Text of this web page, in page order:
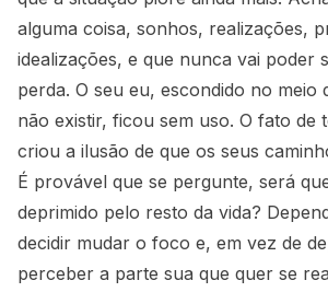
alguma coisa, sonhos, realizações,
idealizações, e que nunca vai poder
perda. O seu eu, escondido no meio
não existir, ficou sem uso. O fato de
criou a ilusão de que os seus
É provável que se pergunte, será
deprimido pelo resto da vida?
decidir mudar o foco e, em vez de
perceber a parte sua que quer se